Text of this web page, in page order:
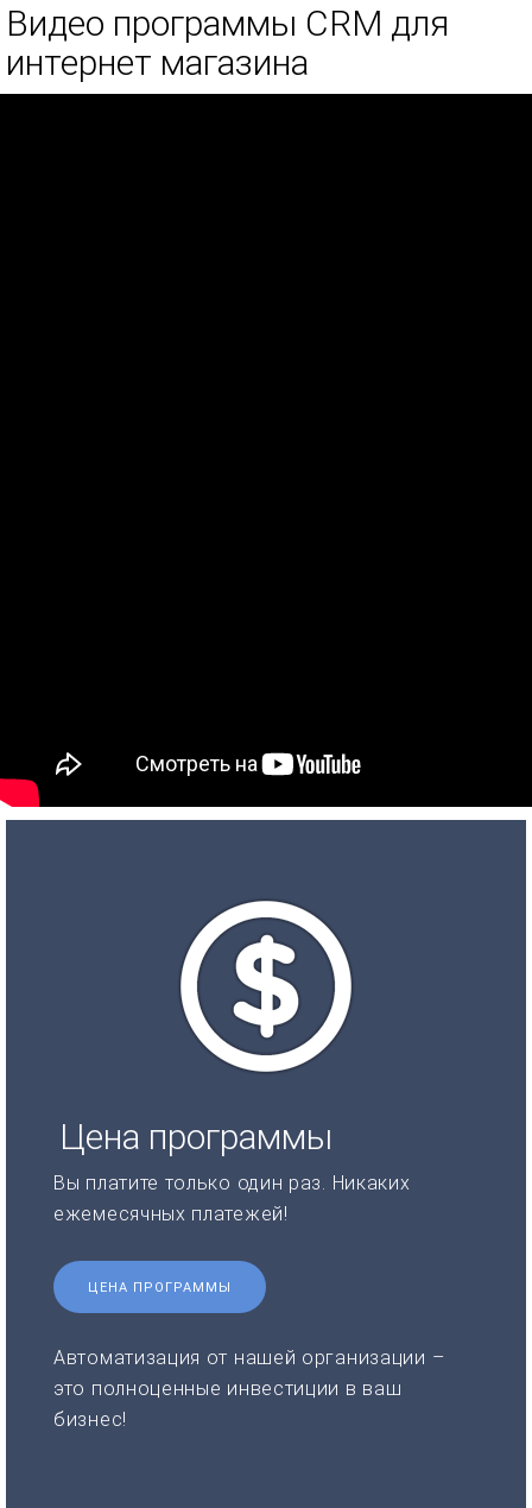
Видео программы CRM для
интернет магазина
Цена программы
Вы платите только один раз. Никаких
ежемесячных платежей!
ЦЕНА ПРОГРАММЫ
Автоматизация от нашей организации –
это полноценные инвестиции в ваш
бизнес!